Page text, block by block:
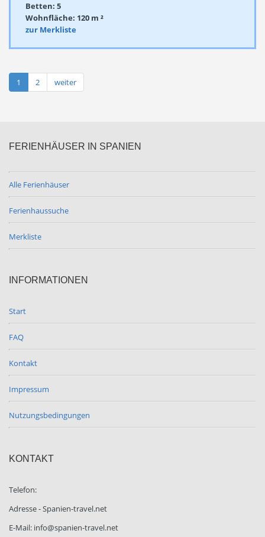
Betten: 5
Wohnfläche: 120 m ²
zur Merkliste
1 2 weiter
FERIENHÄUSER IN SPANIEN
Alle Ferienhäuser
Ferienhaussuche
Merkliste
INFORMATIONEN
Start
FAQ
Kontakt
Impressum
Nutzungsbedingungen
KONTAKT
Telefon:
Adresse - Spanien-travel.net
E-Mail: info@spanien-travel.net